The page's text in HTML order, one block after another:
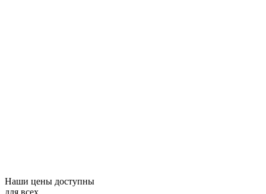
Наши цены доступны
для всех